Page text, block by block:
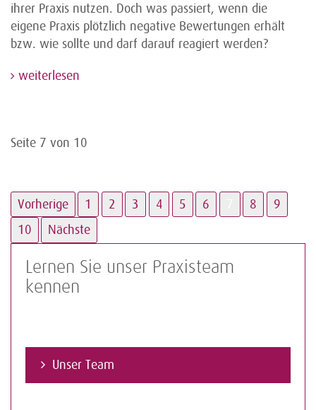
ihrer Praxis nutzen. Doch was passiert, wenn die
eigene Praxis plötzlich negative Bewertungen erhält
bzw. wie sollte und darf darauf reagiert werden?
weiterlesen
Seite 7 von 10
Vorherige 1 2 3 4 5 6 8
9
10
Nächste
Lernen Sie unser Praxisteam
kennen
Unser Team